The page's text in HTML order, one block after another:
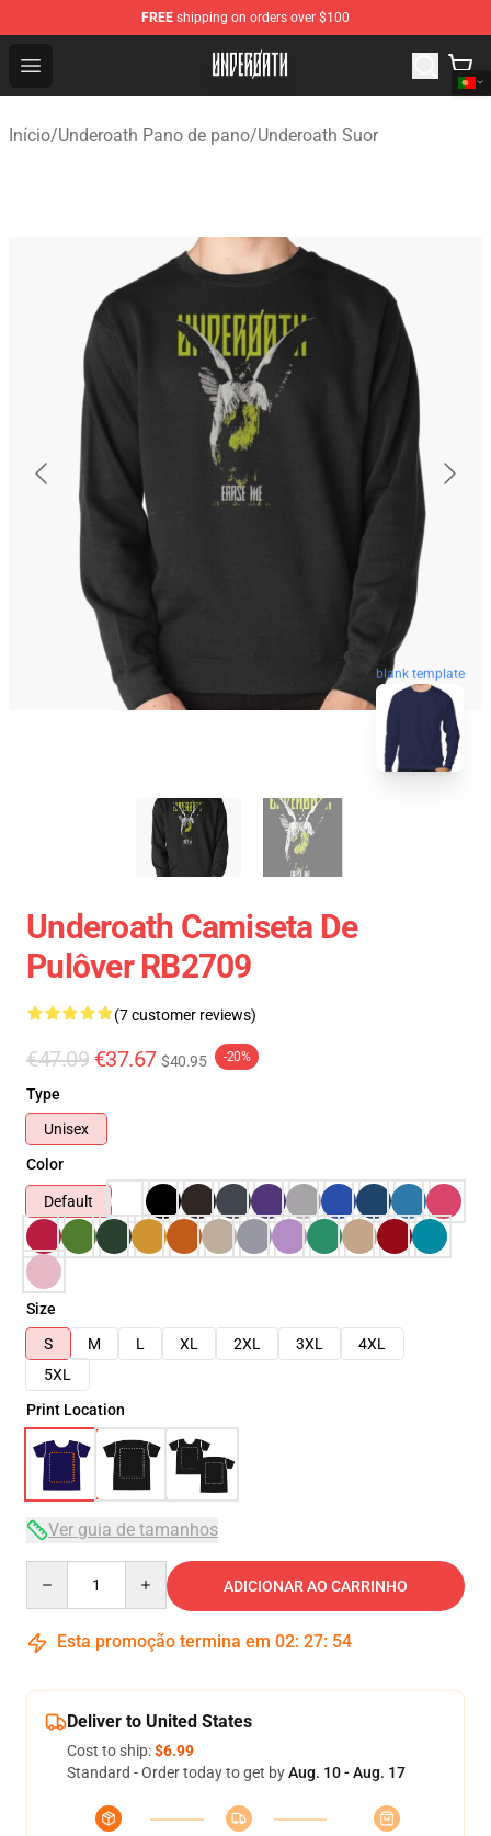
FREE shipping on orders over $100
Open menu
Underoath Store - Official Underoath Merchandise Shop
Início/Underoath Pano de pano/Underoath Suor
blank template
Underoath Camiseta De
Pulôver RB2709
(7 customer reviews)
€47.09 €37.67 $40.95 -20%
Type
Unisex
Color
Default
Size
S
M L XL 2XL 3XL
4XL
5XL
Print Location
Ver guia de tamanhos
ADICIONAR AO CARRINHO
Esta promoção termina em 02: 27: 53
Deliver to United States
Cost to ship:$6.99
Standard - Order today to get byAug. 10 - Aug. 17